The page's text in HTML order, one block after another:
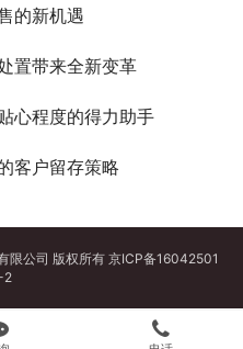
的新机遇
置带来全新变革
心程度的得力助手
客户留存策略
限公司 版权所有 京ICP备16042501
2